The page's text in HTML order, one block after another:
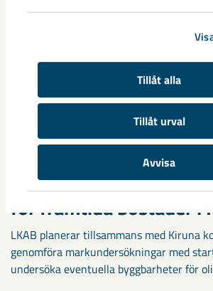
Tillåt alla
Tillåt urval
Avvisa
Markundersökningar
för framtida bostäder i
LKAB planerar tillsammans med Kiruna
genomföra markundersökningar med
undersöka eventuella byggbarheter för